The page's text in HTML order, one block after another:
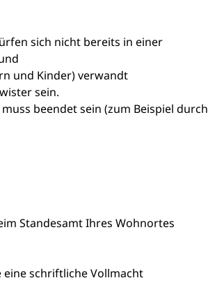
sich nicht bereits in einer
und Kinder)verwandt
sein.
beendet sein (zum Beispiel durch
Standesamt Ihres Wohnortes
schriftliche Vollmacht